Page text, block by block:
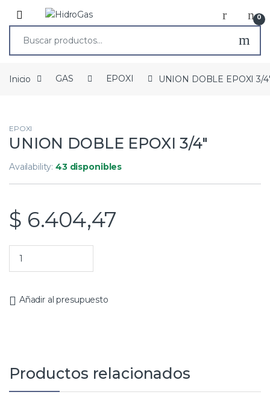
0
Inicio GAS EPOXI UNION DOBLE EPOXI 3/
EPOXI
UNION DOBLE EPOXI 3/4″
Availability:43 disponibles
$ 6.404,47
Añadir al presupuesto
Productos relacionados